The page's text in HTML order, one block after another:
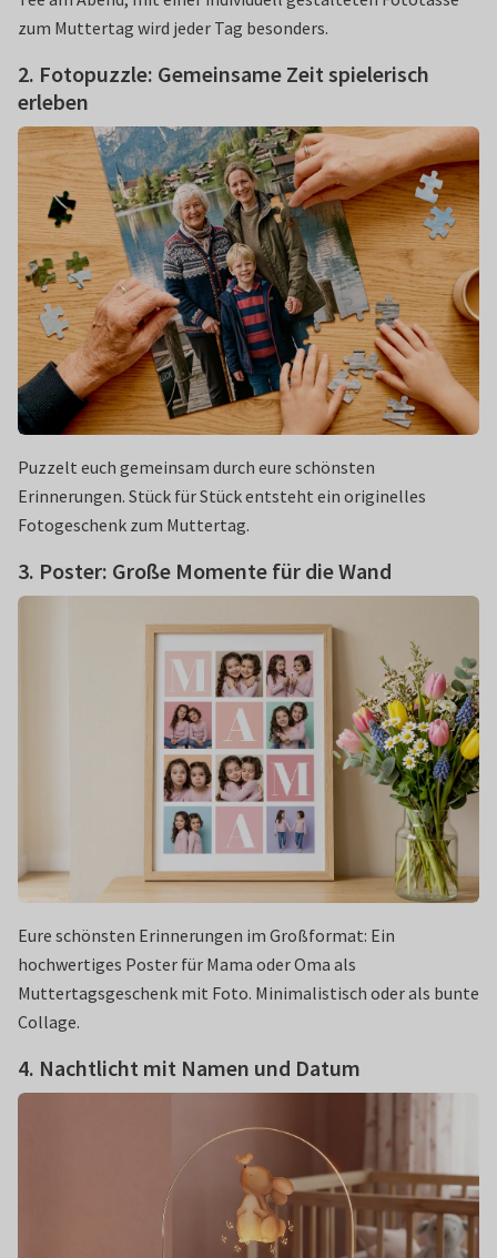
zum Muttertag wird jeder Tag besonders.
2. Fotopuzzle: Gemeinsame Zeit spielerisch
erleben
Puzzelt euch gemeinsam durch eure schönsten
Erinnerungen. Stück für Stück entsteht ein originelles
Fotogeschenk zum Muttertag.
3. Poster: Große Momente für die Wand
Eure schönsten Erinnerungen im Großformat: Ein
hochwertiges Poster für Mama oder Oma als
Muttertagsgeschenk mit Foto. Minimalistisch oder als bunte
Collage.
4. Nachtlicht mit Namen und Datum